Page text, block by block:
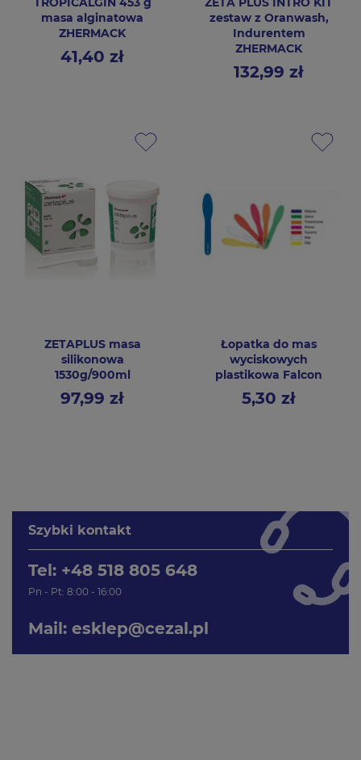
Szybki kontakt
Tel: +48 518 805 648
Pn - Pt: 8:00 - 16:00
Mail: esklep@cezal.pl
masa alginatowa
ZHERMACK
Cena41,40 zł
zestaw z Oranwash,
Indurentem
ZHERMACK
Cena132,99 zł
ZETAPLUS masa
silikonowa
1530g/900ml
Cena97,99 zł
Łopatka do mas
wyciskowych
plastikowa Falcon
5,30 zł